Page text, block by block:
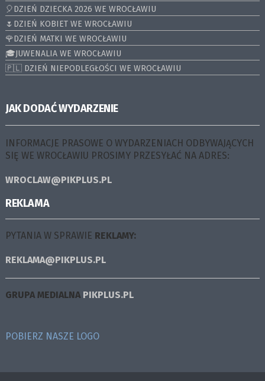
🎈DZIEŃ DZIECKA 2026 WE WROCŁAWIU
🌷DZIEŃ KOBIET WE WROCŁAWIU
🌹DZIEŃ MATKI WE WROCŁAWIU
🎓JUWENALIA WE WROCŁAWIU
🇵🇱 DZIEŃ NIEPODLEGŁOŚCI WE WROCŁAWIU
JAK DODAĆ WYDARZENIE
INFORMACJE PRASOWE O WYDARZENIACH ODBYWAJĄCYCH
SIĘ WE WROCŁAWIU PROSIMY PRZESYŁAĆ NA ADRES:
WROCLAW@PIKPLUS.PL
REKLAMA
PYTANIA W SPRAWIE REKLAMY:
REKLAMA@PIKPLUS.PL
GRUPA MEDIALNA PIKPLUS.PL
POBIERZ NASZE LOGO